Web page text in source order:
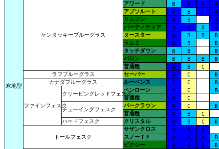
寒地型
ケンタッキーブルーグラス
アワード B A A
A
アブソルート
A B
A
リムジン
A B
A
バーティティア
A A B
A
ヌースター
A B B
B
ラム１
A B
B
タッチダウン
B B
B
バロン
B B B
B
普通種
A B
C
ラフブルーグラス
セーバー A C
B
カナダブルーグラス
ルーベンス A C B
ファインフェスク
クリーピングレッドフェスク
ペンローン A C
B
普通種
A
C
チューイングフェスク
バークラウン A C
B
普通種
A B
C
ハードフェスク
クリスタル A B C B
トールフェスク
サザンクロス A A
A
スノーＴＦ
A A A
B
ピクシー
A A A
B